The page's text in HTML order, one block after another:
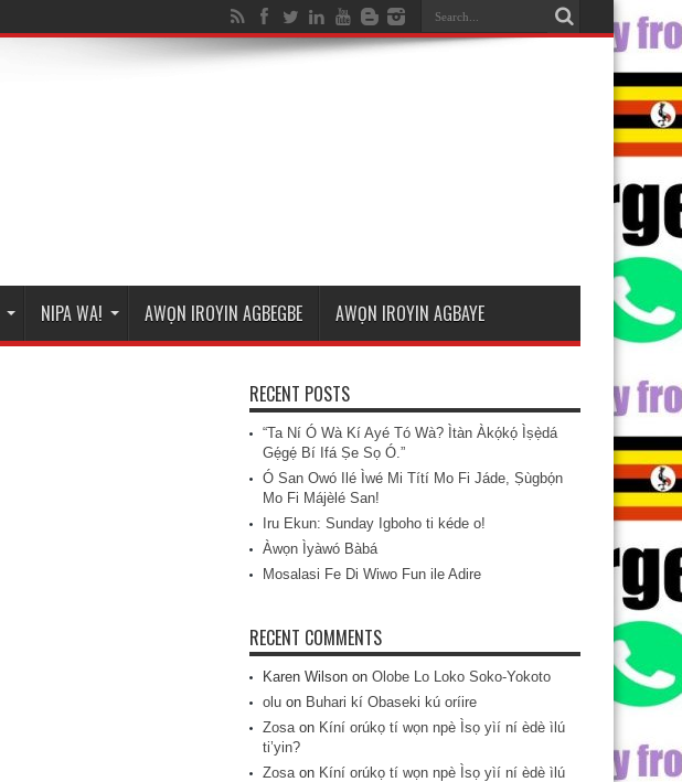
NIPA WA! AWỌN IROYIN AGBEGBE AWỌN IROYIN AGBAYE
RECENT POSTS
“Ta Ní Ó Wà Kí Ayé Tó Wà? Ìtàn Àkọ́kọ́ Ìṣẹ̀dá
Gẹ́gẹ́ Bí Ifá Ṣe Sọ Ó.”
Ó San Owó Ilé Ìwé Mi Títí Mo Fi Jáde, Ṣùgbọ́n
Mo Fi Májèlé San!
Iru Ekun: Sunday Igboho ti kéde o!
Àwọn Ìyàwó Bàbá
Mosalasi Fe Di Wiwo Fun ile Adire
RECENT COMMENTS
Karen Wilson on Olobe Lo Loko Soko-Yokoto
olu on Buhari kí Obaseki kú oríire
Zosaon Kíní orúkọ tí wọn npè Ìsọ yìí ní èdè ìlú
ti’yin?
Zosaon Kíní orúkọ tí wọn npè Ìsọ yìí ní èdè ìlú